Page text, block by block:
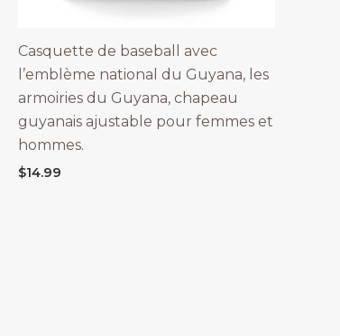
Casquette de baseball avec
l’emblème national du Guyana, les
armoiries du Guyana, chapeau
guyanais ajustable pour femmes et
hommes.
$14.99